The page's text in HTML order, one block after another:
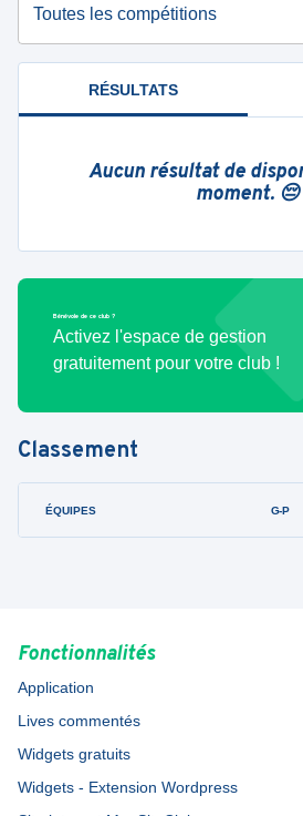
Toutes les compétitions
RÉSULTATS
Aucun résultat de
moment. 😔
Bénévole de ce club ?
Activez l'espace de gestion
gratuitement pour votre club !
Classement
ÉQUIPES G-P
Fonctionnalités
Application
Lives commentés
Widgets gratuits
Widgets - Extension Wordpress